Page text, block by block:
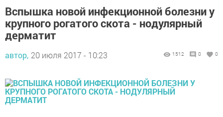
Вспышка новой инфекционной болезни у
крупного рогатого скота - нодулярный
дерматит
автор, 20 июля 2017 - 10:23 1512 0 0